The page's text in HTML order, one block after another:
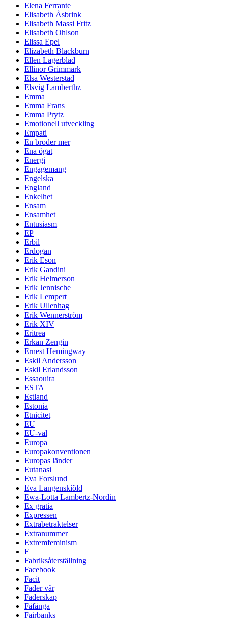
Elena Ferrante
Elisabeth Åsbrink
Elisabeth Massi Fritz
Elisabeth Ohlson
Elissa Epel
Elizabeth Blackburn
Ellen Lagerblad
Ellinor Grimmark
Elsa Westerstad
Elsvig Lamberthz
Emma
Emma Frans
Emma Prytz
Emotionell utveckling
Empati
En broder mer
Ena ögat
Energi
Engagemang
Engelska
England
Enkelhet
Ensam
Ensamhet
Entusiasm
EP
Erbil
Erdogan
Erik Eson
Erik Gandini
Erik Helmerson
Erik Jennische
Erik Lempert
Erik Ullenhag
Erik Wennerström
Erik XIV
Eritrea
Erkan Zengin
Ernest Hemingway
Eskil Andersson
Eskil Erlandsson
Essaouira
ESTA
Estland
Estonia
Etnicitet
EU
EU-val
Europa
Europakonventionen
Europas länder
Eutanasi
Eva Forslund
Eva Langenskiöld
Ewa-Lotta Lambertz-Nordin
Ex gratia
Expressen
Extrabetraktelser
Extranummer
Extremfeminism
F
Fabriksåterställning
Facebook
Facit
Fader vår
Faderskap
Fåfänga
Fairbanks